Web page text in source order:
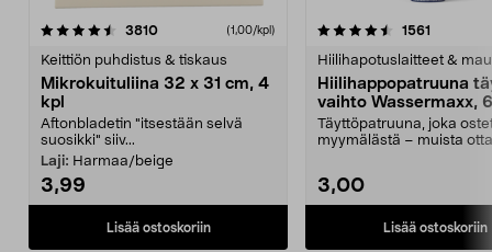
3810arvostelut (1,00/kpl)
Keittiön puhdistus & tiskaus
Mikrokuituliina 32 x 31 cm, 4
kpl
Aftonbladetin "itsestään selvä
suosikki" siiv...
Laji: Harmaa/beige
3,99
Lisää ostoskoriin
4.5viidestä
1561
Hiilihapotuslaitteet &
Hiilihappopatruuna
vaihto Wassermaxx,
Täyttöpatruuna, joka
myymälästä – muista
3,00
Lisää ostoskoriin
4.5viidestä